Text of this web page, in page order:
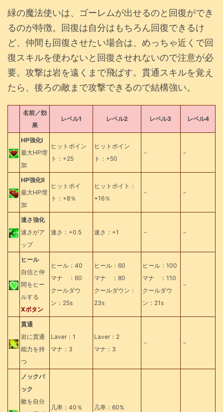
緑の魔法使いは、ゴーレムが出せるのと回復ができ
るのが特徴。回復は自分はもちろん回復できるけ
ど、仲間も回復させたい場合は、めっちゃ近くで回
復スキルを使わないと回復させれないので注意が必
要。攻撃は岩を遠くまで飛ばす。貫通スキルを覚え
たら、後ろの敵まで攻撃できるので結構強い。
名前／効
果
レベル1 レベル2 レベル3 レベル4
HP強化Ⅰ
最大HP増
加
ヒットポイン
ト：+25
ヒットポイン
ト：+50
－ －
HP強化Ⅱ
最大HP増
加
ヒットポイ
ト：+8％
ヒットポイト：
+16％
－ －
速さ強化
速さがア
ップ
速さ：+0.5 速さ：+1 － －
ヒール
自信と仲
間をヒー
ルする
Xボタン
ヒール：40
マナ ：60
クールダウ
ン：25s
ヒール：60
マナ ：80
クールダウン：
23s
ヒール：100
マナ ：110
クールダウ
ン：21s
－
貫通
岩に貫通
能力を持
つ
Laver：1
マナ：3
Laver：2
マナ：3
－ －
ノックバ
ック
敵を自分
几率：40％
几率：60%